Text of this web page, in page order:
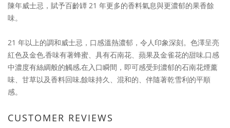
陳年威士忌，賦予百齡罈 21 年更多的香料氣息與更濃郁的果香餘
味。
21 年以上的調和威士忌，口感溫熱濃郁，令人印象深刻。色澤呈亮
紅色及金色,香味有著蜂蜜、具有石南花、蘋果及金雀花的甜味,口感
中濃度有絲綢般的觸感,在入口瞬間，即可感受到濃郁的石南花煙薰
味、甘草以及香料回味,餘味持久、混和的、伴隨著乾雪利的平順
感。
CUSTOMER REVIEWS